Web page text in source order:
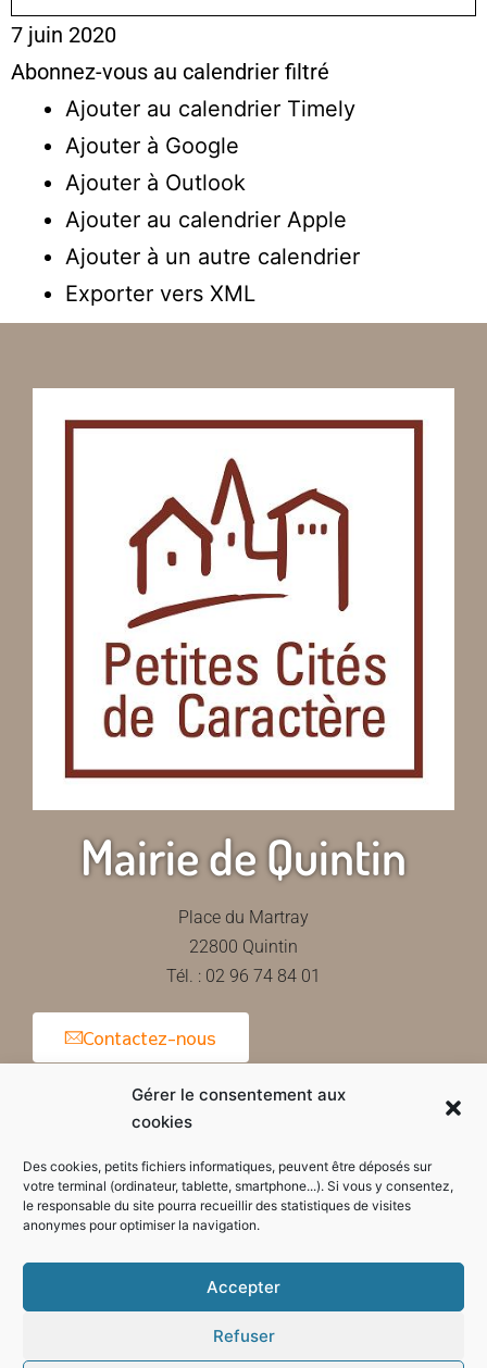
Gérer le consentement aux
cookies
Des cookies, petits fichiers informatiques, peuvent être déposés sur
votre terminal (ordinateur, tablette, smartphone...). Si vous y consentez,
le responsable du site pourra recueillir des statistiques de visites
anonymes pour optimiser la navigation.
Accepter
Refuser
7 juin 2020
Abonnez-vous au calendrier filtré
Ajouter au calendrier Timely
Ajouter à Google
Ajouter à Outlook
Ajouter au calendrier Apple
Ajouter à un autre calendrier
Exporter vers XML
Mairie de Quintin
Place du Martray
22800 Quintin
Tél. : 02 96 74 84 01
Contactez-nous
Horaires d'ouverture de la mairie